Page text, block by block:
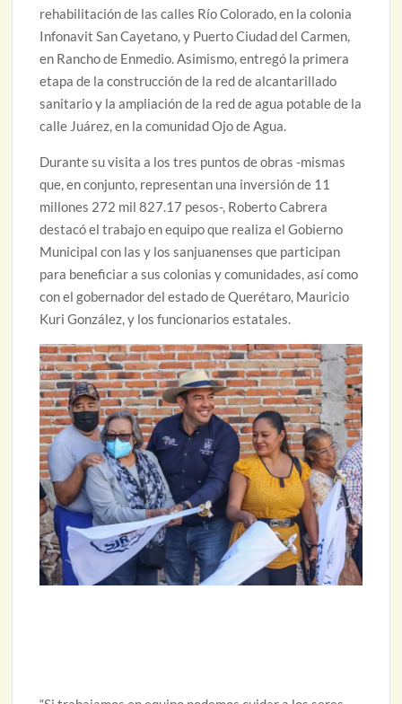
rehabilitación de las calles Río Colorado, en la colonia
Infonavit San Cayetano, y Puerto Ciudad del Carmen,
en Rancho de Enmedio. Asimismo, entregó la primera
etapa de la construcción de la red de alcantarillado
sanitario y la ampliación de la red de agua potable de la
calle Juárez, en la comunidad Ojo de Agua.
Durante su visita a los tres puntos de obras -mismas
que, en conjunto, representan una inversión de 11
millones 272 mil 827.17 pesos-, Roberto Cabrera
destacó el trabajo en equipo que realiza el Gobierno
Municipal con las y los sanjuanenses que participan
para beneficiar a sus colonias y comunidades, así como
con el gobernador del estado de Querétaro, Mauricio
Kuri González, y los funcionarios estatales.